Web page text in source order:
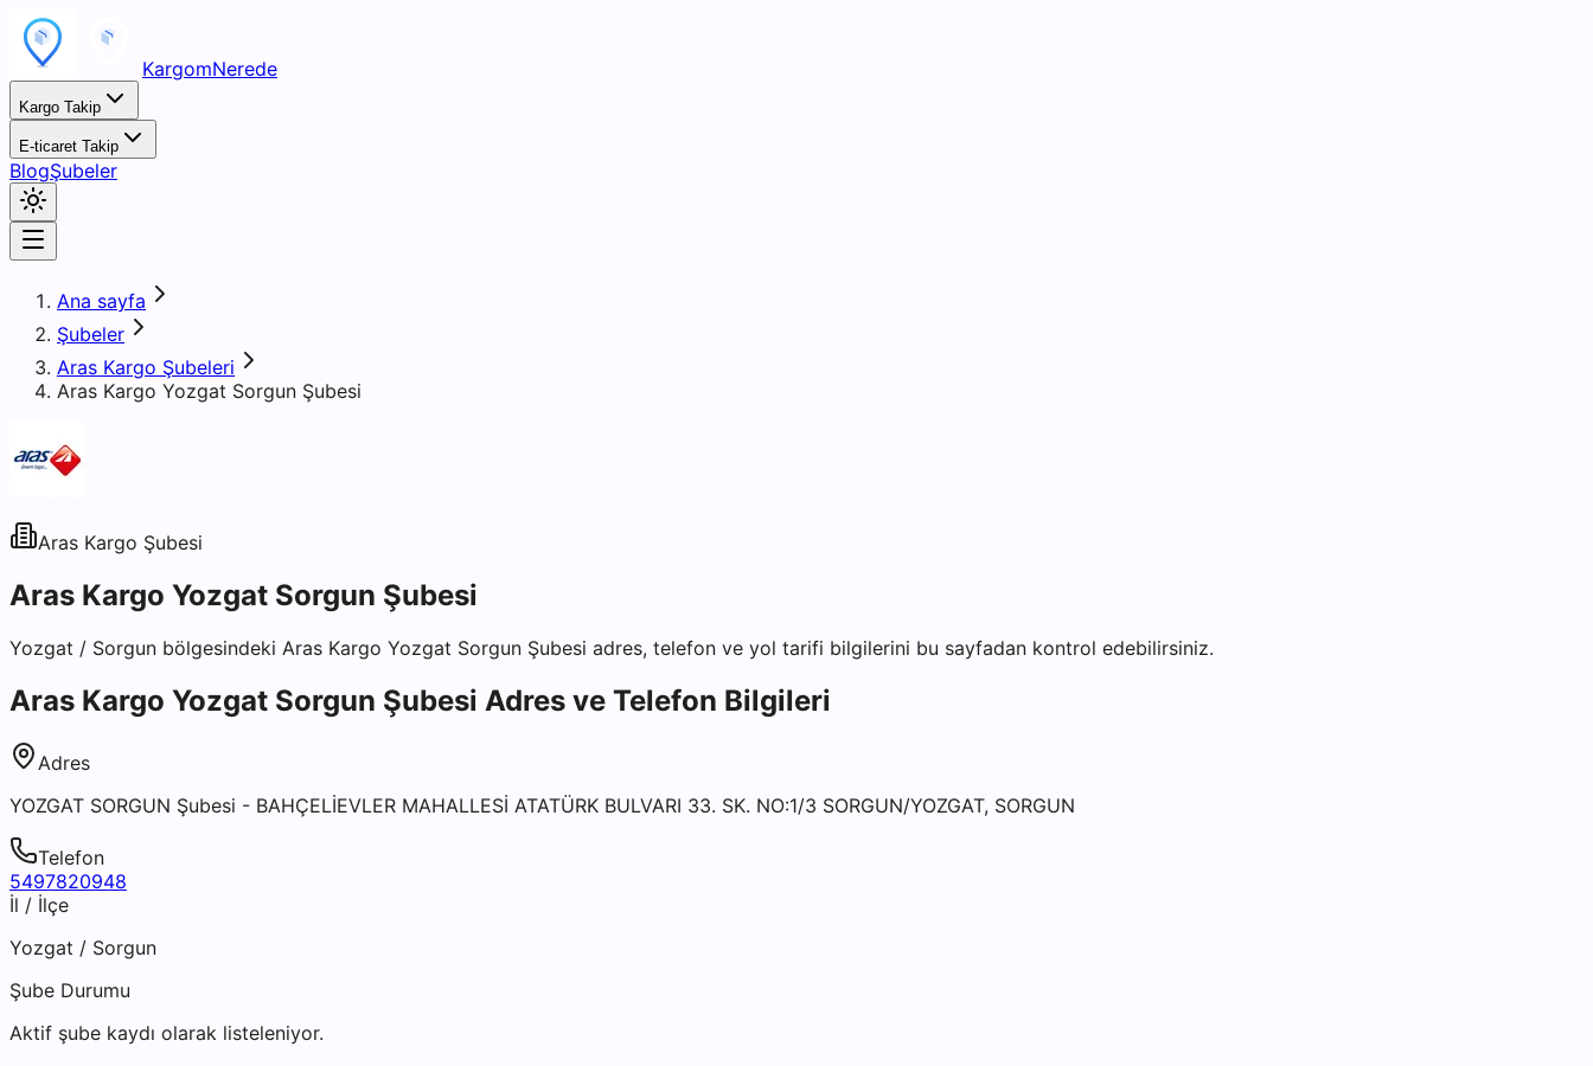
KargomNerede
Kargo Takip
E-ticaret Takip
BlogŞubeler
Ana sayfa
Şubeler
Aras Kargo Şubeleri
Aras Kargo Yozgat Sorgun Şubesi
Aras Kargo Şubesi
Aras Kargo Yozgat Sorgun Şubesi
Yozgat / Sorgun bölgesindeki Aras Kargo Yozgat Sorgun Şubesi adres, telefon ve yol tarifi bilgilerini bu sayfadan kontrol edebilirsiniz.
Aras Kargo Yozgat Sorgun Şubesi Adres ve Telefon Bilgileri
Adres
YOZGAT SORGUN Şubesi - BAHÇELİEVLER MAHALLESİ ATATÜRK BULVARI 33. SK. NO:1/3 SORGUN/YOZGAT, SORGUN
Telefon
5497820948
İl / İlçe
Yozgat / Sorgun
Şube Durumu
Aktif şube kaydı olarak listeleniyor.